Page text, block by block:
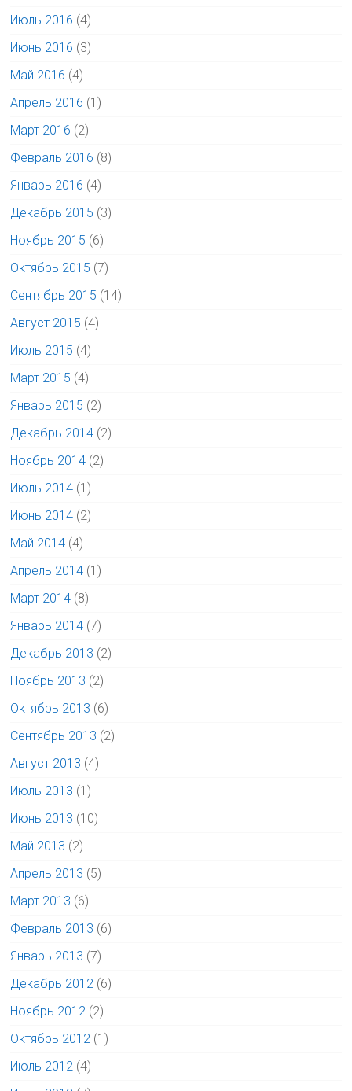
Июль 2016 (4)
Июнь 2016 (3)
Май 2016 (4)
Апрель 2016 (1)
Март 2016 (2)
Февраль 2016 (8)
Январь 2016 (4)
Декабрь 2015 (3)
Ноябрь 2015 (6)
Октябрь 2015 (7)
Сентябрь 2015 (14)
Август 2015 (4)
Июль 2015 (4)
Март 2015 (4)
Январь 2015 (2)
Декабрь 2014 (2)
Ноябрь 2014 (2)
Июль 2014 (1)
Июнь 2014 (2)
Май 2014 (4)
Апрель 2014 (1)
Март 2014 (8)
Январь 2014 (7)
Декабрь 2013 (2)
Ноябрь 2013 (2)
Октябрь 2013 (6)
Сентябрь 2013 (2)
Август 2013 (4)
Июль 2013 (1)
Июнь 2013 (10)
Май 2013 (2)
Апрель 2013 (5)
Март 2013 (6)
Февраль 2013 (6)
Январь 2013 (7)
Декабрь 2012 (6)
Ноябрь 2012 (2)
Октябрь 2012 (1)
Июль 2012 (4)